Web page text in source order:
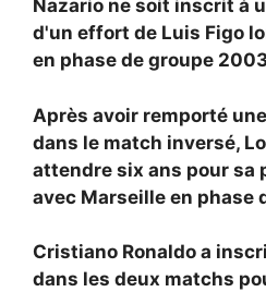
Nazario ne soit inscrit à
d'un effort de Luis Figo
en phase de groupe
Après avoir remporté
dans le match inversé,
attendre six ans pour sa
avec Marseille en phase
Cristiano Ronaldo a
dans les deux matchs